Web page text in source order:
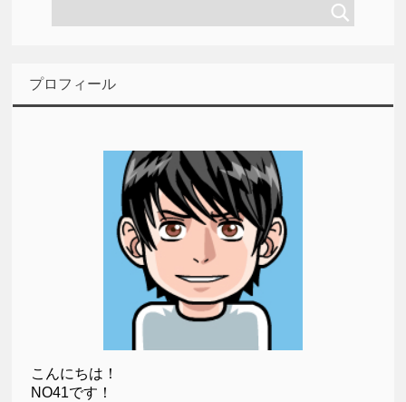
プロフィール
こんにちは！
NO41です！